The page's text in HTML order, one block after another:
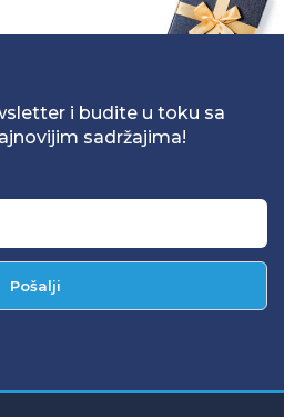
i budite u toku sa
sadržajima!
Pošalji